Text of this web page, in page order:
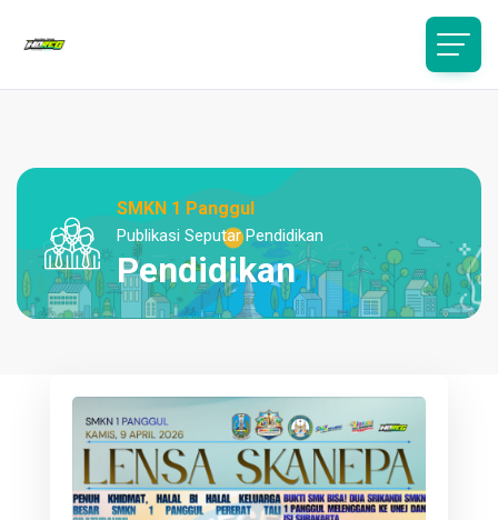
SMKN 1 Panggul
Publikasi Seputar Pendidikan
Pendidikan